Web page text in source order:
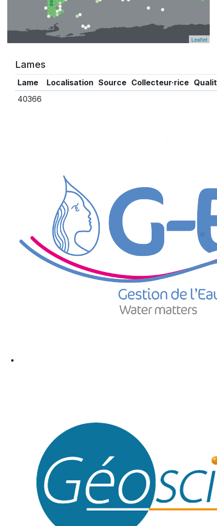
Leaflet
Lames
Lame Localisation Source Collecteur·rice
40366